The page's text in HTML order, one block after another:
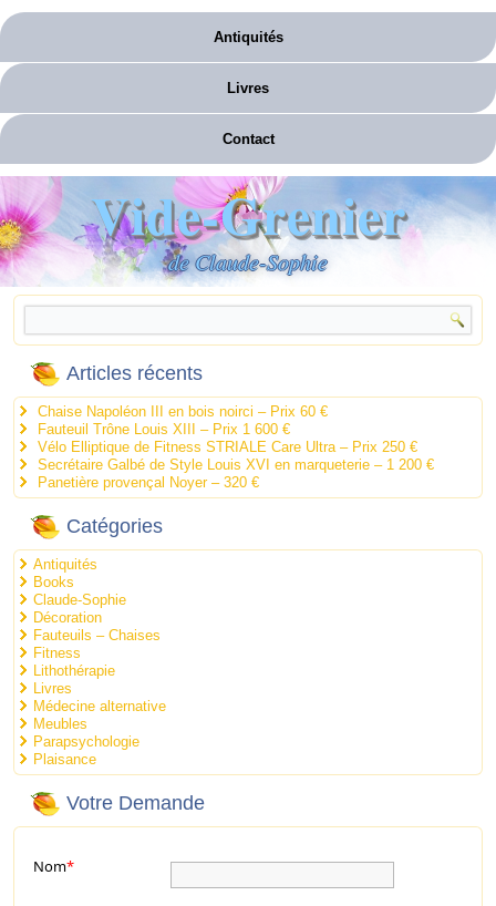
Antiquités
Livres
Contact
Vide-Grenier
de Claude-Sophie
Articles récents
Chaise Napoléon III en bois noirci – Prix 60 €
Fauteuil Trône Louis XIII – Prix 1 600 €
Vélo Elliptique de Fitness STRIALE Care Ultra – Prix 250 €
Secrétaire Galbé de Style Louis XVI en marqueterie – 1 200 €
Panetière provençal Noyer – 320 €
Catégories
Antiquités
Books
Claude-Sophie
Décoration
Fauteuils – Chaises
Fitness
Lithothérapie
Livres
Médecine alternative
Meubles
Parapsychologie
Plaisance
Votre Demande
Nom*